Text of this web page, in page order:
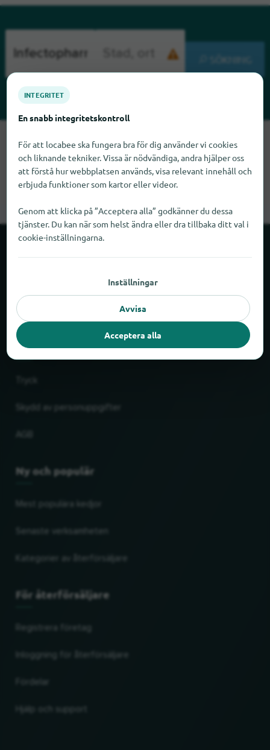
SÖKNING
Infectopharm finns skulle vi bli glada om du meddelade oss
Partner
Rättslig
Ny och populär
Senaste verksamheten
Kategorier av återförsäljare
För återförsäljare
Inloggning för återförsäljare
Fördelar
INTEGRITET
En snabb integritetskontroll
För att locabee ska fungera bra för dig använder vi cookies
och liknande tekniker. Vissa är nödvändiga, andra hjälper oss
att förstå hur webbplatsen används, visa relevant innehåll och
erbjuda funktioner som kartor eller videor.
Genom att klicka på ”Acceptera alla” godkänner du dessa
tjänster. Du kan när som helst ändra eller dra tillbaka ditt val i
cookie-inställningarna.
Inställningar
Avvisa
Acceptera alla